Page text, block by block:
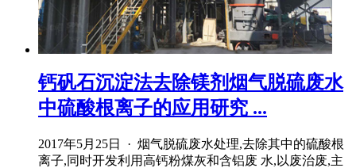
钙矾石沉淀法去除镁剂烟气脱硫废水
中硫酸根离子的应用研究 ...
2017年5月25日 · 烟气脱硫废水处理,去除其中的硫酸根
离子,同时开发利用高钙粉煤灰和含铝废 水,以废治废,主